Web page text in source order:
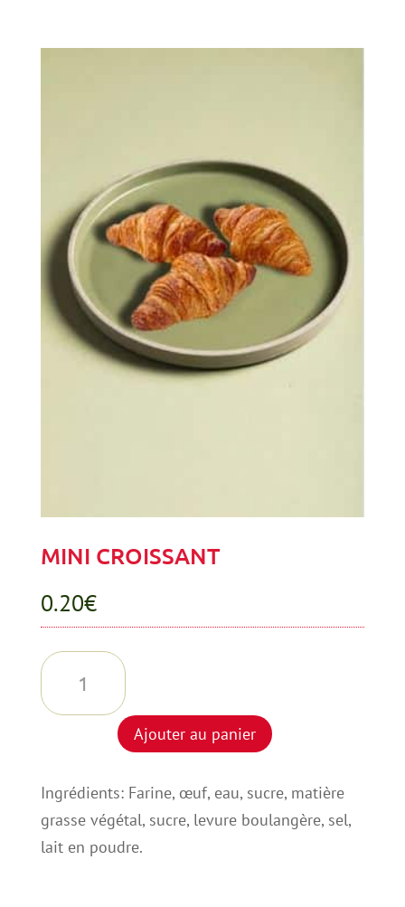
MINI CROISSANT
0.20€
quantité
de
MINI
CROISSANT
Ajouter au panier
Ingrédients: Farine, œuf, eau, sucre, matière
grasse végétal, sucre, levure boulangère, sel,
lait en poudre.